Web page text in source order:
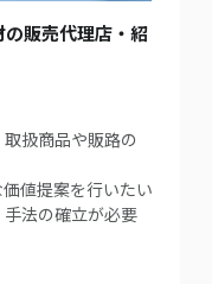
の販売代理店・紹
扱商品や販路の
値提案を行いたい
法の確立が必要